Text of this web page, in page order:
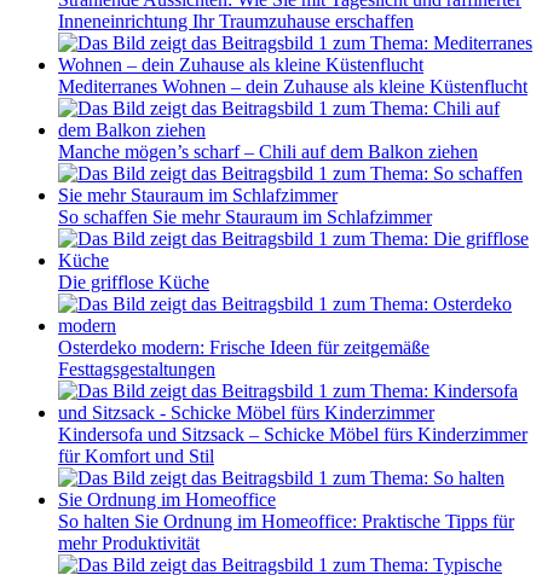
Inneneinrichtung Ihr Traumzuhause erschaffen
Mediterranes Wohnen – dein Zuhause als kleine Küstenflucht
Manche mögen’s scharf – Chili auf dem Balkon ziehen
So schaffen Sie mehr Stauraum im Schlafzimmer
Die grifflose Küche
Osterdeko modern: Frische Ideen für zeitgemäße
Festtagsgestaltungen
Kindersofa und Sitzsack – Schicke Möbel fürs Kinderzimmer
für Komfort und Stil
So halten Sie Ordnung im Homeoffice: Praktische Tipps für
mehr Produktivität